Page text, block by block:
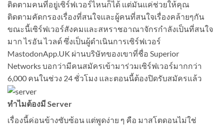
ติดตามคนที่อยู่เซิร์ฟเวอร์ไหนก็ได้ แต่มันแค่ช่วยให้คุณ
ติดตามคัดกรองเรื่องที่สนใจและผู้คนที่สนใจเรื่องคล้ายๆกัน
ขณะนี้เซิร์ฟเวอร์สังคมและสหราชอาณาจักรกำลังเป็นที่สนใจ
มาก ไรอัน ไวลด์ ซึ่งเป็นผู้ดำเนินการเซิร์ฟเวอร์
MastodonApp.UK ผ่านบริษัทของเขาที่ชื่อ Superior
Networks บอกว่ามีคนสมัครเข้ามาร่วมเซิร์ฟเวอร์มากกว่า
6,000 คนในช่วง 24 ชั่วโมง และตอนนี้ต้องปิดรับสมัครแล้ว
ทำไมต้องมี Server
เรื่องนี้ค่อนข้างซับซ้อน แต่พูดง่าย ๆ คือ มาสโตดอนไม่ใช่